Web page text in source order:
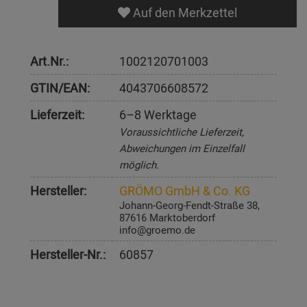
Auf den Merkzettel
Art.Nr.:
1002120701003
GTIN/EAN:
4043706608572
Lieferzeit:
6–8 Werktage
Voraussichtliche Lieferzeit,
Abweichungen im Einzelfall
möglich.
Hersteller: GRÖMO GmbH & Co. KG
Johann-Georg-Fendt-Straße 38,
87616 Marktoberdorf
info@groemo.de
Hersteller-Nr.: 60857